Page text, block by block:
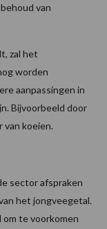
van
zal het
worden
aanpassingen in
Bijvoorbeeld door
koeien.
sector afspraken
het jongveegetal.
te voorkomen